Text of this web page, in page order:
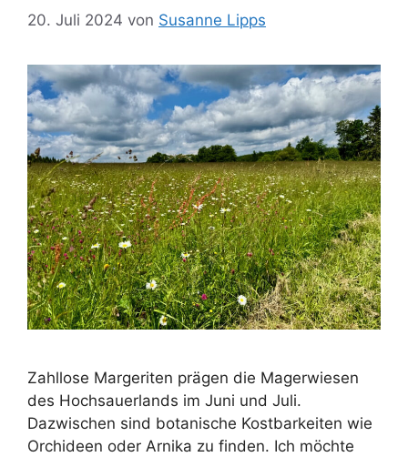
20. Juli 2024 von Susanne Lipps
Zahllose Margeriten prägen die Magerwiesen
des Hochsauerlands im Juni und Juli.
Dazwischen sind botanische Kostbarkeiten wie
Orchideen oder Arnika zu finden. Ich möchte